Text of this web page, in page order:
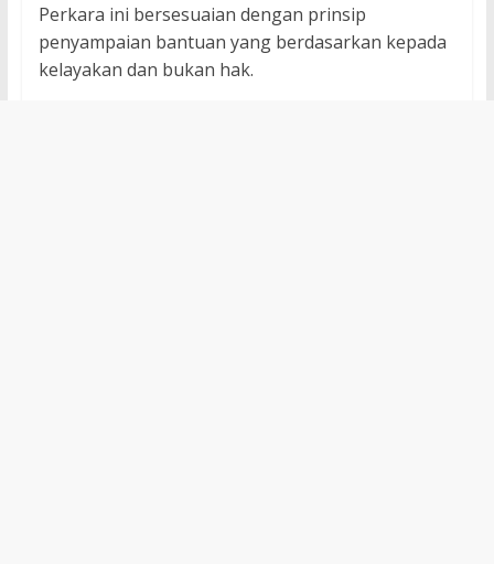
Perkara ini bersesuaian dengan prinsip
penyampaian bantuan yang berdasarkan kepada
kelayakan dan bukan hak.